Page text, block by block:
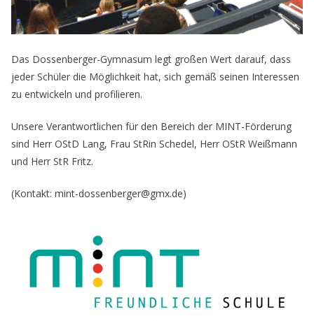
Das Dossenberger-Gymnasum legt großen Wert darauf, dass
jeder Schüler die Möglichkeit hat, sich gemäß seinen Interessen
zu entwickeln und profilieren.
Unsere Verantwortlichen für den Bereich der MINT-Förderung
sind Herr OStD Lang, Frau StRin Schedel, Herr OStR Weißmann
und Herr StR Fritz.
(Kontakt: mint-dossenberger@gmx.de)